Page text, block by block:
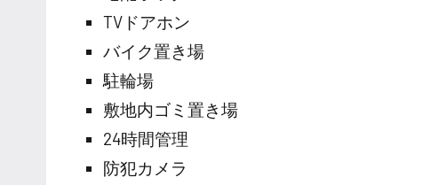
TVドアホン
バイク置き場
駐輪場
敷地内ゴミ置き場
24時間管理
防犯カメラ